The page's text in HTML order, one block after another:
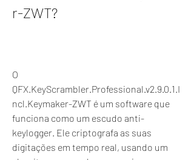
r-ZWT?
O
QFX.KeyScrambler.Professional.v2.9.0.1.I
ncl.Keymaker-ZWT é um software que
funciona como um escudo anti-
keylogger. Ele criptografa as suas
digitações em tempo real, usando um